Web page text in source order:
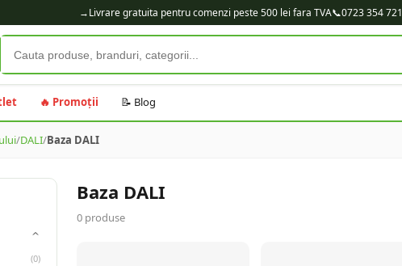
→Livrare gratuita pentru comenzi peste 500 lei fara TVA📞0723 354 721
🔥 Promoții 📝 Blog
/DALI/Baza DALI
(0)
Baza DALI
0 produse